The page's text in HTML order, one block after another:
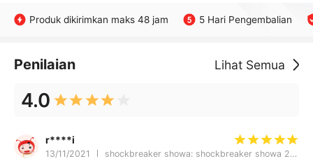
Produk dikirimkan maks 48 jam 5 Hari Pengembalian
Penilaian Lihat Semua
4.0
r****i
13/11/2021 shockbreaker showa: shockbreaker showa 280